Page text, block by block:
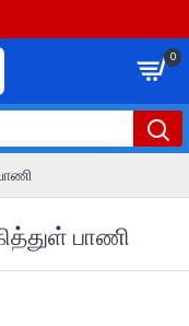
0
கித்துள் பாணி